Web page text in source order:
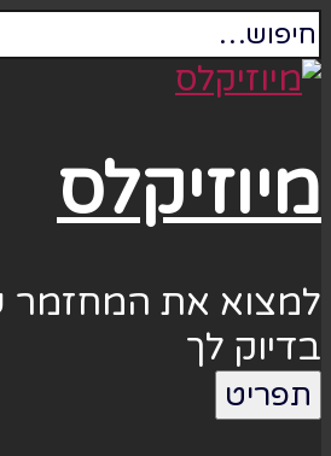
מיוזיקלס
למצוא את המחזמר
בדיוק לך
תפריט